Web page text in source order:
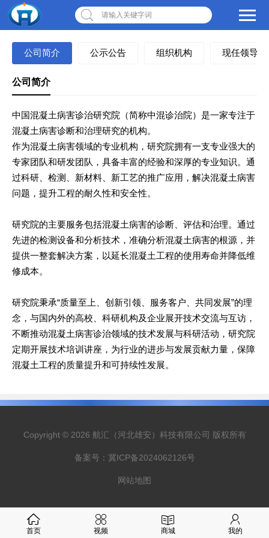
请输入关键字词
公司简介 公示公告 组织机构 现任领导
公司简介
中国混凝土病害诊治研究院（简称中混诊治院）是一家专注于
混凝土病害诊断和治理研究的机构。
作为混凝土病害领域的专业机构，研究院拥有一支专业强大的
专家团队和研发团队，具备丰富的经验和深厚的专业知识。通
过科研、检测、新材料、新工艺的推广应用，解决混凝土病害
问题，提升工程的耐久性和安全性。
研究院的主要服务包括混凝土病害的诊断、评估和治理。通过
先进的检测设备和分析技术，准确分析混凝土病害的根源，并
提供一整套解决方案，以延长混凝土工程的使用寿命并降低维
修成本。
研究院秉承“质量至上、创新引领、服务客户、共同发展”的理
念，与国内外的高校、科研机构及企业展开技术交流与互访，
不断推动混凝土病害诊治领域的技术发展与科研活动，研究院
定期开展技术培训讲座，为行业的进步与发展贡献力量，保障
混凝土工程的质量提升和可持续性发展。
Copyright © 2026 航汇（河北雄安）科技有限公司 版权所有
备案号： 冀ICP备2024062126号
网站地图
首页 视频 商城 我的